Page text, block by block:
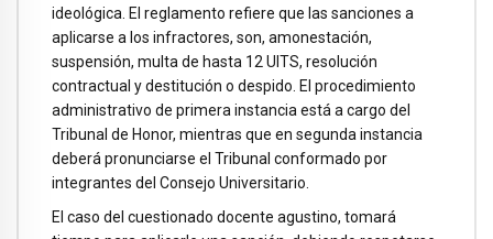
ideológica. El reglamento refiere que las sanciones a
aplicarse a los infractores, son, amonestación,
suspensión, multa de hasta 12 UITS, resolución
contractual y destitución o despido. El procedimiento
administrativo de primera instancia está a cargo del
Tribunal de Honor, mientras que en segunda instancia
deberá pronunciarse el Tribunal conformado por
integrantes del Consejo Universitario.
El caso del cuestionado docente agustino, tomará